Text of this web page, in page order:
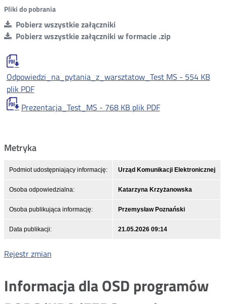
Pliki do pobrania
Pobierz wszystkie załączniki
Pobierz wszystkie załączniki w formacie .zip
Odpowiedzi_na_pytania_z_warsztatow_Test MS - 554 KB
plik PDF
Prezentacja_Test_MS - 768 KB plik PDF
Metryka
Podmiot udostępniający informację: Urząd Komunikacji Elektronicznej
Osoba odpowiedzialna: Katarzyna Krzyżanowska
Osoba publikująca informację: Przemysław Poznański
Data publikacji: 21.05.2026 09:14
Rejestr zmian
Informacja dla OSD programów